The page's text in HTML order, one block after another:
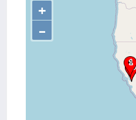
+
–